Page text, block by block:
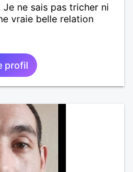
ne sais pas tricher ni
vraie belle relation
profil